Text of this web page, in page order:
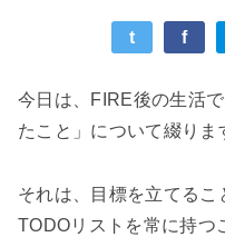
t f
今日は、FIRE後の生活
たこと」について綴りま
それは、目標を立てるこ
TODOリストを常に持つ